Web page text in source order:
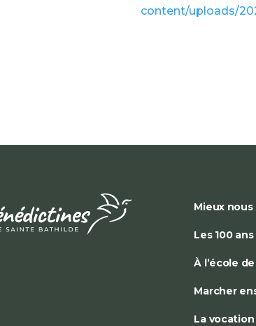
content/uploads/
Mieux
Les 100 ans
À l’école
Marcher
La vocation